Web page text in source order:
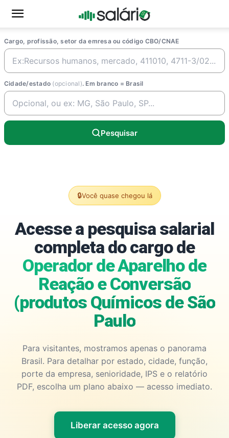
Cargo, profissão, setor da emresa ou código CBO/CNAE
Cidade/estado (opcional). Em branco = Brasil
Pesquisar
🔒Você quase chegou lá
Acesse a pesquisa salarial
completa do cargo de
Operador de Aparelho de
Reação e Conversão
(produtos Químicos de São
Paulo
Para visitantes, mostramos apenas o panorama
Brasil. Para detalhar por estado, cidade, função,
porte da empresa, senioridade, IPS e o relatório
PDF, escolha um plano abaixo — acesso imediato.
Liberar acesso agora